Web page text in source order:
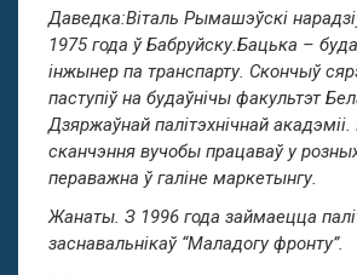
Даведка:Віталь Рымашэўскі
1975 года ў Бабруйску.Бацька –
інжынер па транспарту. Скончыў
паступіў на будаўнічы факультэт
Дзяржаўнай палітэхнічнай
сканчэння вучобы працаваў у
пераважна ў галіне маркетынгу.
Жанаты. З 1996 года займаецца
заснавальнікаў “Маладогу фронту”.